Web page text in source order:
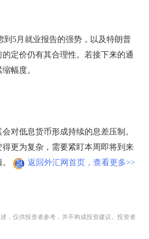
5月就业报告的强势，以及特朗普
定价仍有其合理性。若接下来的通
幅度。
低息货币形成持续的息差压制。
更为复杂，需要紧盯本周即将到来
返回外汇网首页，查看更多>>
，仅供投资者参考，并不构成投资建议。投资者